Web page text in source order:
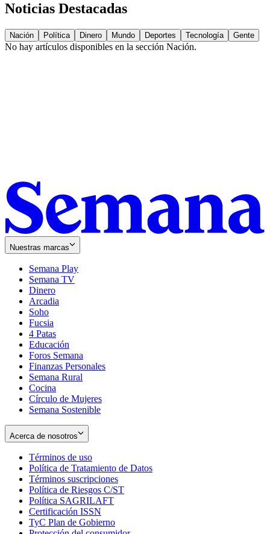
Noticias Destacadas
Nación Política Dinero Mundo Deportes Tecnología Gente
No hay artículos disponibles en la sección Nación.
Nuestras marcas
Semana Play
Semana TV
Dinero
Arcadia
Soho
in
new
window
Fucsia
in
new
window
4 Patas
Educación
Foros Semana
Finanzas Personales
Semana Rural
Cocina
Círculo de Mujeres
Semana Sostenible
Acerca de nosotros
Términos de uso
in
new
window
Política de Tratamiento de Datos
Términos suscripciones
in
Política de Riesgos C/ST
Política SAGRILAFT
new
Certificación ISSN
in
TyC Plan de Gobierno